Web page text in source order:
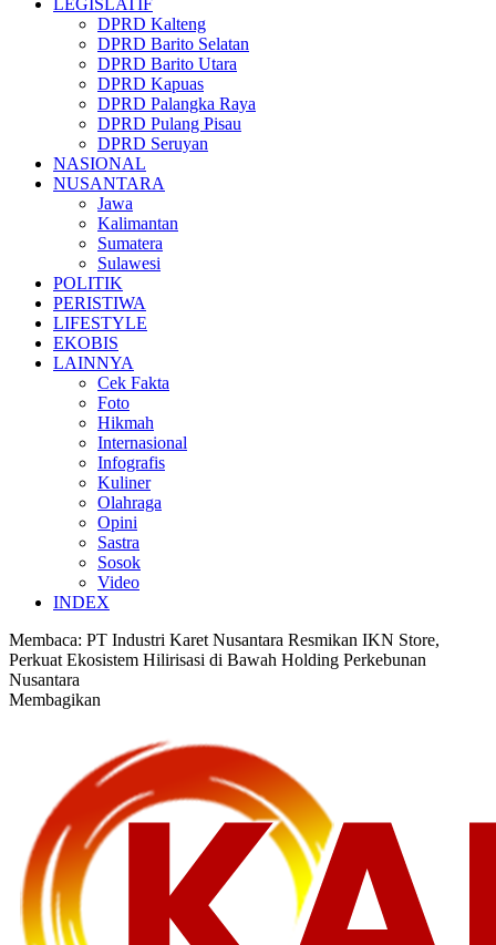
LEGISLATIF
DPRD Kalteng
DPRD Barito Selatan
DPRD Barito Utara
DPRD Kapuas
DPRD Palangka Raya
DPRD Pulang Pisau
DPRD Seruyan
NASIONAL
NUSANTARA
Jawa
Kalimantan
Sumatera
Sulawesi
POLITIK
PERISTIWA
LIFESTYLE
EKOBIS
LAINNYA
Cek Fakta
Foto
Hikmah
Internasional
Infografis
Kuliner
Olahraga
Opini
Sastra
Sosok
Video
INDEX
Membaca: PT Industri Karet Nusantara Resmikan IKN Store,
Perkuat Ekosistem Hilirisasi di Bawah Holding Perkebunan
Nusantara
Membagikan